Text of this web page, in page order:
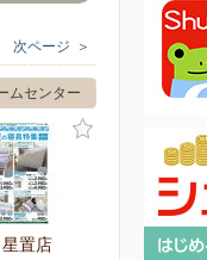
次ページ ＞
ムセンター
置店